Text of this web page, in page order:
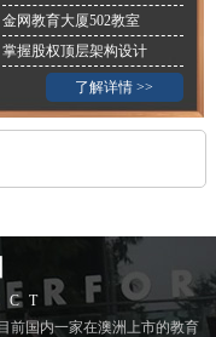
金网教育大厦502教室
掌握股权顶层架构设计
了解详情 >>
前国内一家在澳洲上市的教育